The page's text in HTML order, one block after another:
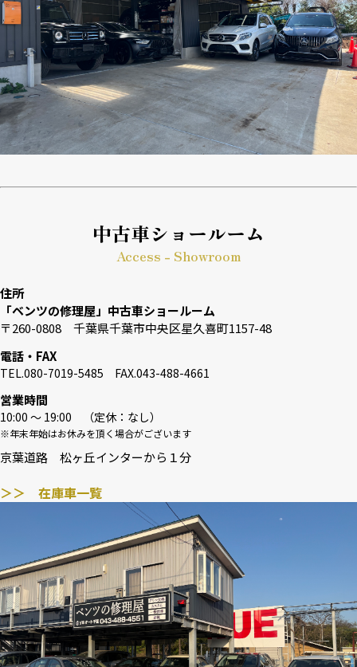
中古車ショールーム
Access - Showroom
住所
「ベンツの修理屋」中古車ショールーム
〒260-0808 千葉県千葉市中央区星久喜町1157-48
電話・FAX
TEL.080-7019-5485 FAX.043-488-4661
営業時間
10:00 〜 19:00 （定休：なし）
※年末年始はお休みを頂く場合がございます
京葉道路 松ヶ丘インターから１分
＞＞ 在庫車一覧